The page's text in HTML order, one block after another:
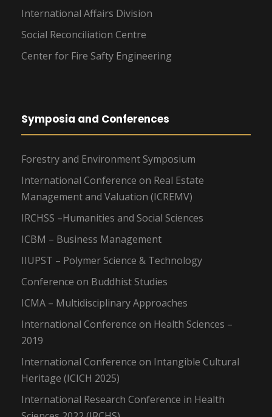
International Affairs Division
Social Reconciliation Centre
Center for Fire Safty Engineering
Symposia and Conferences
Forestry and Environment Symposium
International Conference on Real Estate
Management and Valuation (ICREMV)
IRCHSS –Humanities and Social Sciences
ICBM – Business Management
IIUPST – Polymer Science & Technology
Conference on Buddhist Studies
ICMA – Multidisciplinary Approaches
International Conference on Health Sciences –
2019
International Conference on Intangible Cultural
Heritage (ICICH 2025)
International Research Conference in Health